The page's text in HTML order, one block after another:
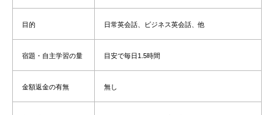
目的 日常英会話、ビジネス英会話、他
宿題・自主学習の量 目安で毎日1.5時間
金額返金の有無 無し